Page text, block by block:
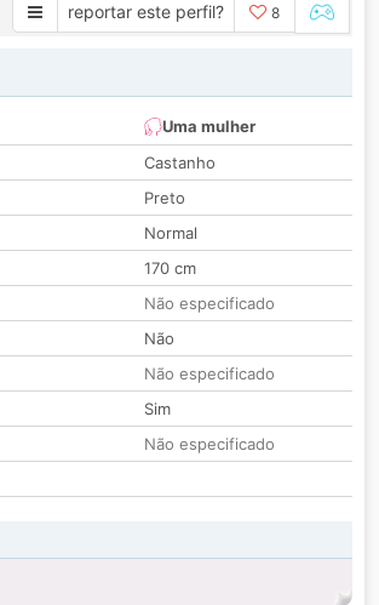
reportar este perfil? 8
Uma mulher
Castanho
Preto
Normal
170 cm
Não especificado
Não
Não especificado
Sim
Não especificado